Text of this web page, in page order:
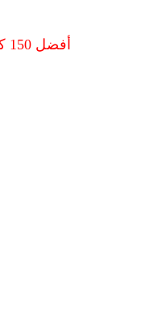
أفضل 150 كتاب رياضيات 👈👈👈